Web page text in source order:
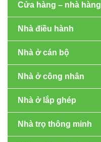
Cửa hàng – nhà hàng
Nhà điều hành
Nhà ở cán bộ
Nhà ở công nhân
Nhà ở lắp ghép
Nhà trọ thông minh